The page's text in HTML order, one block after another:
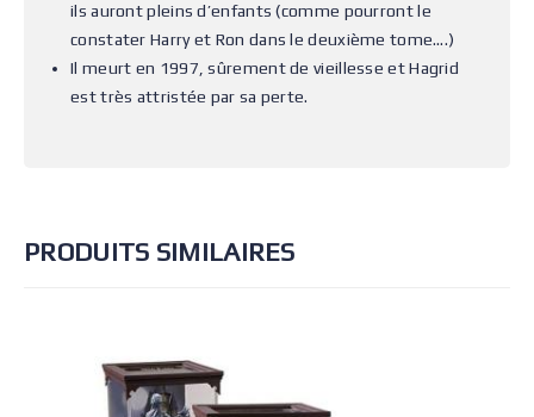
ils auront pleins d’enfants (comme pourront le
constater Harry et Ron dans le deuxième tome….)
Il meurt en 1997, sûrement de vieillesse et Hagrid
est très attristée par sa perte.
PRODUITS SIMILAIRES